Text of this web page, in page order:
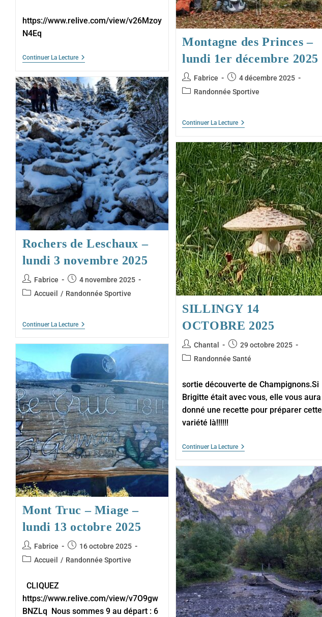
https://www.relive.com/view/v26Mzoy
N4Eq
Continuer La LecturePlateau
–
Lundi
15
Décembre
2025
Montagne des Princes –
lundi 1er décembre 2025
Auteur/autrice
de
Fabrice
Publication
publiée :
4 décembre 2025
PostRandonnée Sportive
Continuer La LectureMontagne
–
Lundi
1er
Décembre
2025
Rochers de Leschaux –
lundi 3 novembre 2025
Auteur/autrice
de
Fabrice
Publication
publiée :
4 novembre 2025
PostAccueil / Randonnée Sportive
Continuer La LectureRochers
Lundi
Novembre
2025
SILLINGY 14
OCTOBRE 2025
Auteur/autrice
de
Chantal
Publication
publiée :
29 octobre 2025
PostRandonnée Santé
sortie découverte de Champignons.Si
Brigitte était avec vous, elle vous aura
donné une recette pour préparer cette
variété là!!!!!!
Continuer La LectureSILLINGY
2025
Mont Truc – Miage –
lundi 13 octobre 2025
Auteur/autrice
de
Fabrice
Publication
publiée :
16 octobre 2025
PostAccueil / Randonnée Sportive
CLIQUEZ
https://www.relive.com/view/v7O9gw
BNZLq Nous sommes 9 au départ : 6